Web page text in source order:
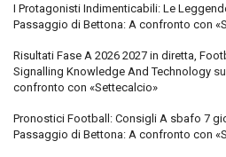
I Protagonisti Indimenticabili: Le
Passaggio di Bettona: A confronto con
Risultati Fase A 2026 2027 in diretta,
Signalling Knowledge And Technology su
confronto con «Settecalcio»
Pronostici Football: Consigli A sbafo 7
Passaggio di Bettona: A confronto con